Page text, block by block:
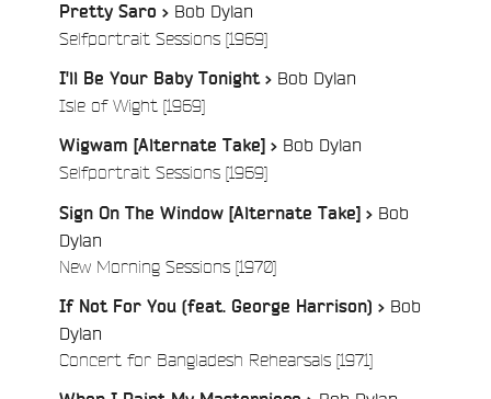
Pretty Saro > Bob Dylan
Selfportrait Sessions [1969]/
I'll Be Your Baby Tonight > Bob Dylan
Isle of Wight [1969]/
Wigwam [Alternate Take] > Bob Dylan
Selfportrait Sessions [1969]/
Sign On The Window [Alternate Take] > Bob
Dylan
New Morning Sessions [1970]/
If Not For You (feat. George Harrison) > Bob
Dylan
Concert for Bangladesh Rehearsals [1971]/